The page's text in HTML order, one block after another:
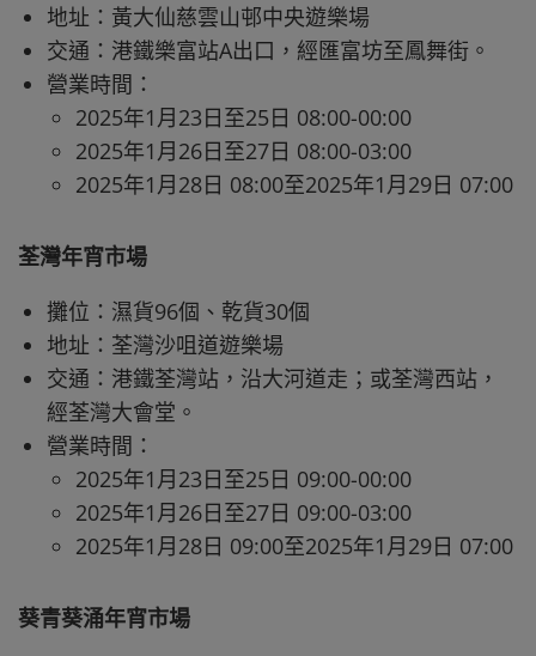
地址：黃大仙慈雲山邨中央遊樂場
交通：港鐵樂富站A出口，經匯富坊至鳳舞街。
營業時間：
2025年1月23日至25日 08:00-00:00
2025年1月26日至27日 08:00-03:00
2025年1月28日 08:00至2025年1月29日 07:00
荃灣年宵市場
攤位：濕貨96個、乾貨30個
地址：荃灣沙咀道遊樂場
交通：港鐵荃灣站，沿大河道走；或荃灣西站，
經荃灣大會堂。
營業時間：
2025年1月23日至25日 09:00-00:00
2025年1月26日至27日 09:00-03:00
2025年1月28日 09:00至2025年1月29日 07:00
葵青葵涌年宵市場